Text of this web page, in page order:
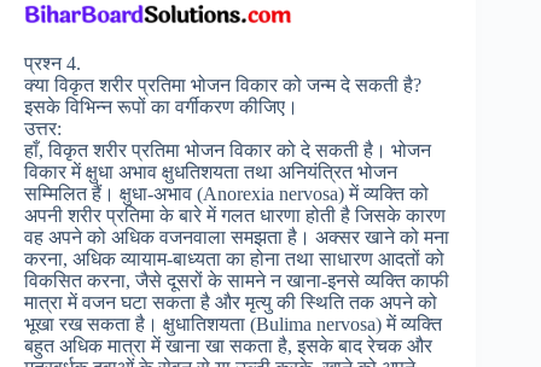
प्रश्न 4.
क्या विकृत शरीर प्रतिमा भोजन विकार को जन्म दे सकती है?
इसके विभिन्न रूपों का वर्गीकरण कीजिए।
उत्तर:
हाँ, विकृत शरीर प्रतिमा भोजन विकार को दे सकती है। भोजन
विकार में क्षुधा अभाव क्षुधतिशयता तथा अनियंत्रित भोजन
सम्मिलित हैं। क्षुधा-अभाव (Anorexia nervosa) में व्यक्ति को
अपनी शरीर प्रतिमा के बारे में गलत धारणा होती है जिसके कारण
वह अपने को अधिक वजनवाला समझता है। अक्सर खाने को मना
करना, अधिक व्यायाम-बाध्यता का होना तथा साधारण आदतों को
विकसित करना, जैसे दूसरों के सामने न खाना-इनसे व्यक्ति काफी
मात्रा में वजन घटा सकता है और मृत्यु की स्थिति तक अपने को
भूखा रख सकता है। क्षुधातिशयता (Bulima nervosa) में व्यक्ति
बहुत अधिक मात्रा में खाना खा सकता है, इसके बाद रेचक और